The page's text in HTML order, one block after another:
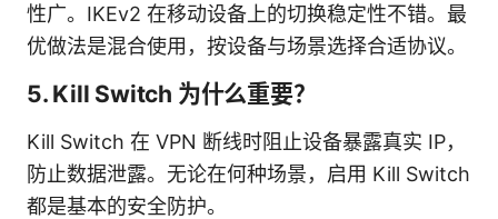
性广。IKEv2 在移动设备上的切换稳定性不错。最
优做法是混合使用，按设备与场景选择合适协议。
5. Kill Switch 为什么重要？
Kill Switch 在 VPN 断线时阻止设备暴露真实 IP，
防止数据泄露。无论在何种场景，启用 Kill Switch
都是基本的安全防护。